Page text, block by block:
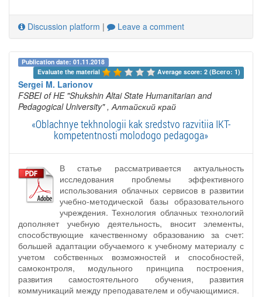
Discussion platform | Leave a comment
Publication date: 01.11.2018
Evaluate the material
Average score: 2 (Всего: 1)
Sergei M. Larionov
FSBEI of HE "Shukshin Altai State Humanitarian and
Pedagogical University" , Алтайский край
«Oblachnye tekhnologii kak sredstvo razvitiia IKT-
kompetentnosti molodogo pedagoga»
В статье рассматривается актуальность
исследования проблемы эффективного
использования облачных сервисов в развитии
учебно-методической базы образовательного
учреждения. Технология облачных технологий
дополняет учебную деятельность, вносит элементы,
способствующие качественному образованию за счет:
большей адаптации обучаемого к учебному материалу с
учетом собственных возможностей и способностей,
самоконтроля, модульного принципа построения,
развития самостоятельного обучения, развития
коммуникаций между преподавателем и обучающимися.